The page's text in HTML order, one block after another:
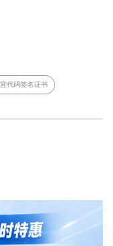
代码签名证书